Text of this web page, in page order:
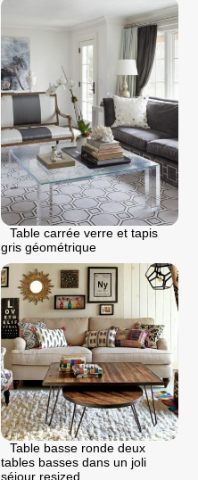
Table carrée verre et tapis
gris géométrique
Table basse ronde deux
tables basses dans un joli
séjour resized